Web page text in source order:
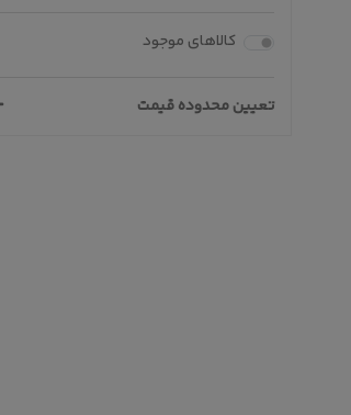
کالاهای موجود
تعیین محدوده قیمت